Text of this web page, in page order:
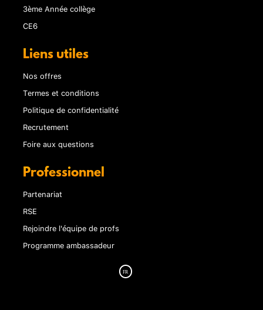
3ème Année collège
CE6
Liens utiles
Nos offres
Termes et conditions
Politique de confidentialité
Recrutement
Foire aux questions
Professionnel
Partenariat
RSE
Rejoindre l'équipe de profs
Programme ambassadeur